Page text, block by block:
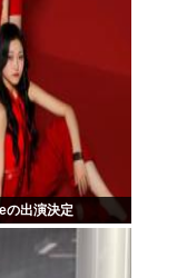
の出演決定